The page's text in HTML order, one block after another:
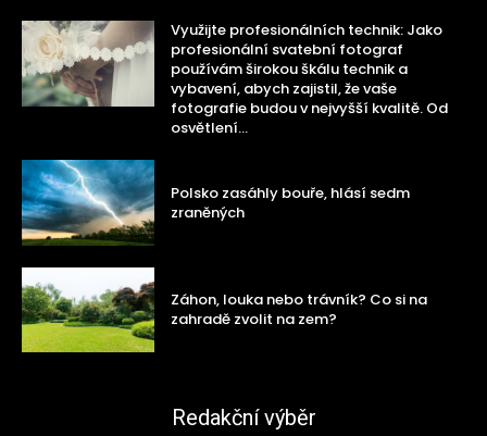
Využijte profesionálních technik: Jako
profesionální svatební fotograf
používám širokou škálu technik a
vybavení, abych zajistil, že vaše
fotografie budou v nejvyšší kvalitě. Od
osvětlení...
Polsko zasáhly bouře, hlásí sedm
zraněných
Záhon, louka nebo trávník? Co si na
zahradě zvolit na zem?
Redakční výběr